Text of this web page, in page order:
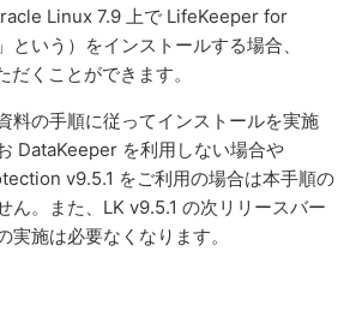
Linux 7.9 上で LifeKeeper for
という）をインストールする場合、
だくことができます。
料の手順に従ってインストールを実施
DataKeeper を利用しない場合や
v9.5.1 をご利用の場合は本手順の
ん。また、LK v9.5.1 の次リリースバー
実施は必要なくなります。